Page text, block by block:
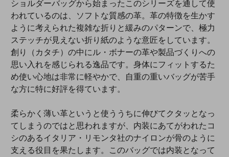
ショルダーバッグから始まったこのシリーズを通して使
われているのは、ソフトな質感の革。革の特徴を生かす
ように考えられた複雑な折りと緩みのパターンで、極力
ステッチが見えない折り紙のような意匠をしています。
創り（カタチ）の中にル・ボナーの革や製品づくりへの
思い入れを感じられる逸品です。身体にフィットするた
め使い心地は非常に軽やかで、自重の重いバッグが苦手
な方に特に好評を得ています。
柔らかく薄い革というと使ううちに伸びてクタッとなっ
てしまうのではと思われますが、内装にあてがわれたコ
シのあるイタリア・リモンタ社のナイロンが骨のように
支える役目を果たします。このバッグでは内装となって